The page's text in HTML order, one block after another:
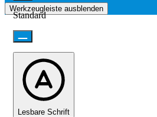
Werkzeugleiste ausblenden
Standard
Lesbare Schrift